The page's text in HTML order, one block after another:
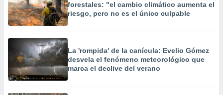
forestales: "el cambio climático aumenta el
riesgo, pero no es el único culpable
La 'rompida' de la canícula: Evelio Gómez
desvela el fenómeno meteorológico que
marca el declive del verano